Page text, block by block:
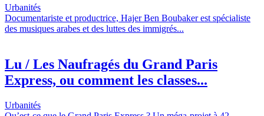
Urbanités
Documentariste et productrice, Hajer Ben Boubaker est spécialiste
des musiques arabes et des luttes des immigrés...
Lu / Les Naufragés du Grand Paris
Express, ou comment les classes...
Urbanités